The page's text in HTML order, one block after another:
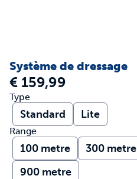
Système de dressage
€ 159,99
Type
Standard Lite
Range
100 metre 300 metre
900 metre